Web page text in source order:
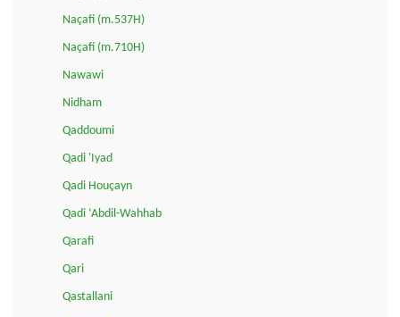
Naçafi (m.537H)
Naçafi (m.710H)
Nawawi
Nidham
Qaddoumi
Qadi 'Iyad
Qadi Houçayn
Qadi ‘Abdil-Wahhab
Qarafi
Qari
Qastallani